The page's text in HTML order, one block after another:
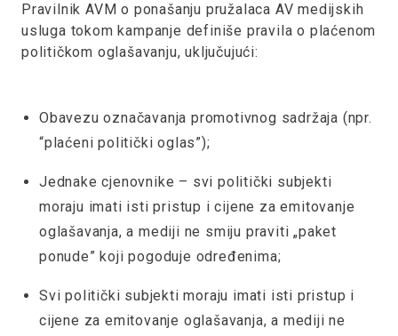
Pravilnik AVM o ponašanju pružalaca AV medijskih
usluga tokom kampanje definiše pravila o plaćenom
političkom oglašavanju, uključujući:
Obavezu označavanja promotivnog sadržaja (npr.
“plaćeni politički oglas”);
Jednake cjenovnike – svi politički subjekti
moraju imati isti pristup i cijene za emitovanje
oglašavanja, a mediji ne smiju praviti „paket
ponude” koji pogoduje određenima;
Svi politički subjekti moraju imati isti pristup i
cijene za emitovanje oglašavanja, a mediji ne